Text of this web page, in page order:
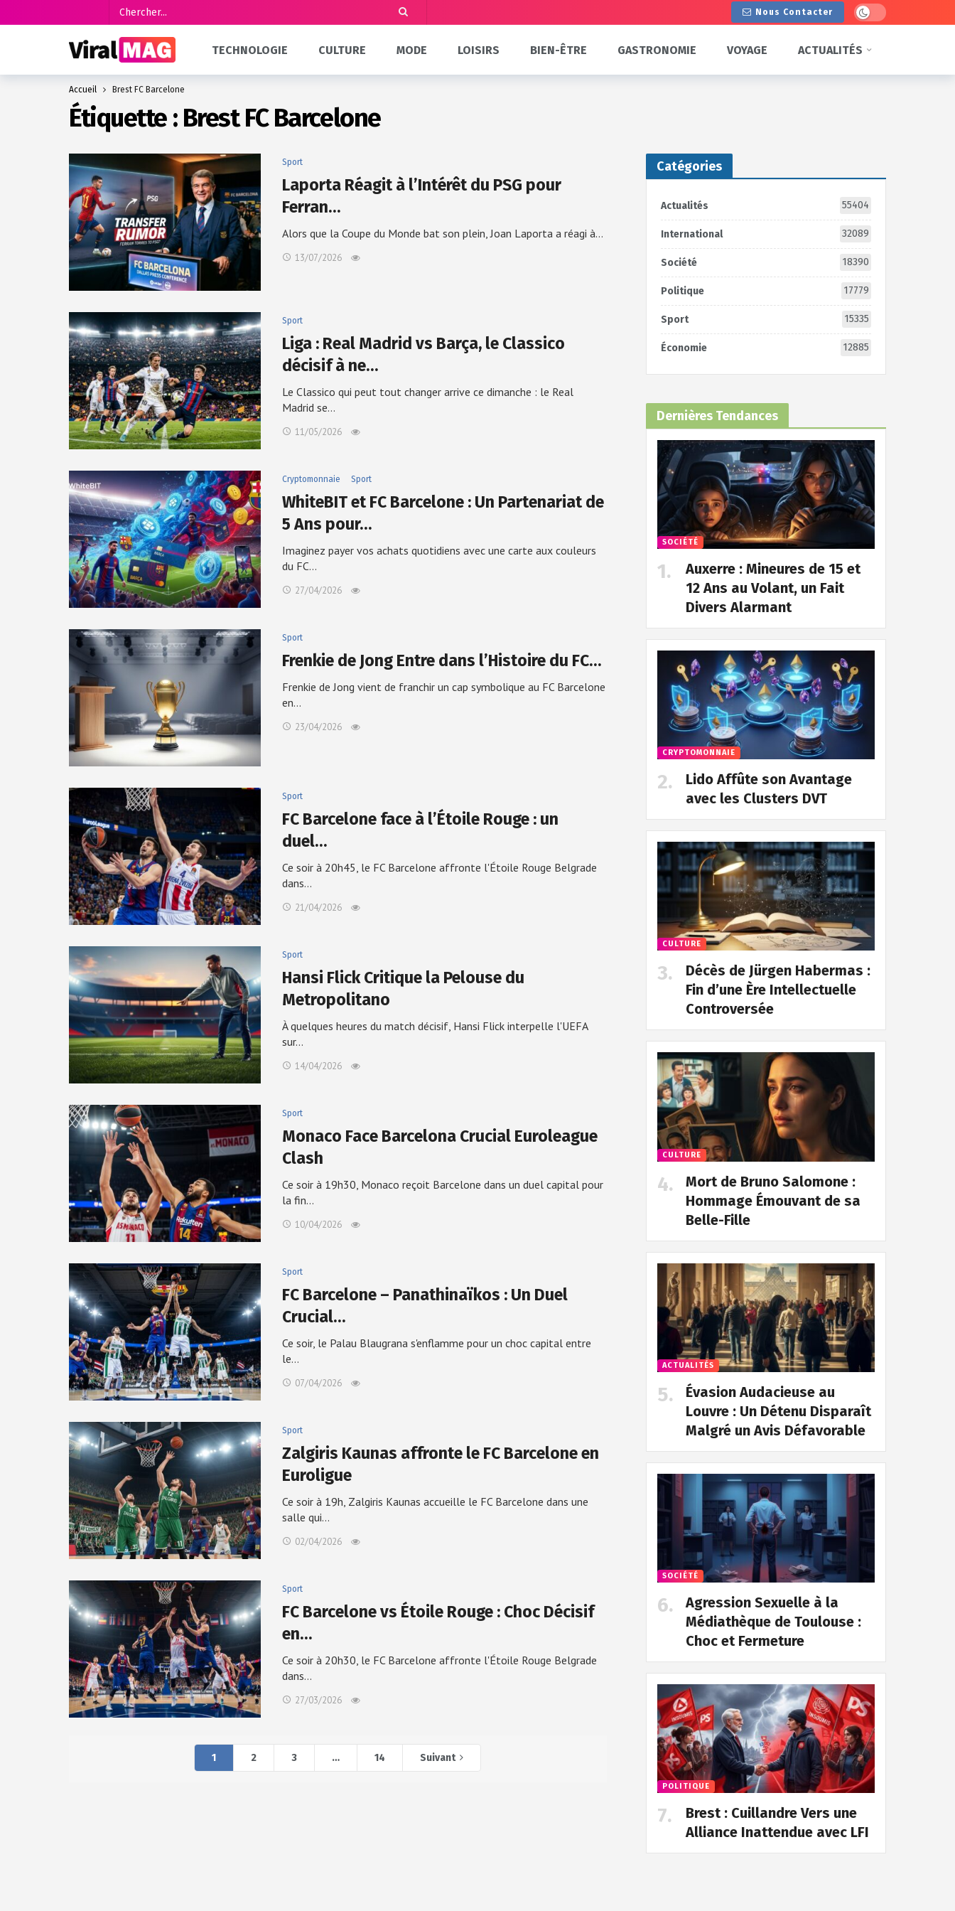
Nous Contacter Dark mode
TECHNOLOGIE CULTURE MODE LOISIRS BIEN-ÊTRE GASTRONOMIE VOYAGE ACTUALITÉS
Accueil Brest FC Barcelone
Étiquette : Brest FC Barcelone
Sport
Laporta Réagit à l’Intérêt du PSG pour
Ferran…
Alors que la Coupe du Monde bat son plein, Joan Laporta a réagi à…
13/07/2026
Sport
Liga : Real Madrid vs Barça, le Classico
décisif à ne…
Le Classico qui peut tout changer arrive ce dimanche : le Real
Madrid se…
11/05/2026
Cryptomonnaie Sport
WhiteBIT et FC Barcelone : Un Partenariat de
5 Ans pour…
Imaginez payer vos achats quotidiens avec une carte aux couleurs
du FC…
27/04/2026
Sport
Frenkie de Jong Entre dans l’Histoire du FC…
Frenkie de Jong vient de franchir un cap symbolique au FC Barcelone
en…
23/04/2026
Sport
FC Barcelone face à l’Étoile Rouge : un
duel…
Ce soir à 20h45, le FC Barcelone affronte l'Étoile Rouge Belgrade
dans…
21/04/2026
Sport
Hansi Flick Critique la Pelouse du
Metropolitano
À quelques heures du match décisif, Hansi Flick interpelle l'UEFA
sur…
14/04/2026
Sport
Monaco Face Barcelona Crucial Euroleague
Clash
Ce soir à 19h30, Monaco reçoit Barcelone dans un duel capital pour
la fin…
10/04/2026
Sport
FC Barcelone – Panathinaïkos : Un Duel
Crucial…
Ce soir, le Palau Blaugrana s'enflamme pour un choc capital entre
le…
07/04/2026
Sport
Zalgiris Kaunas affronte le FC Barcelone en
Euroligue
Ce soir à 19h, Zalgiris Kaunas accueille le FC Barcelone dans une
salle qui…
02/04/2026
Sport
FC Barcelone vs Étoile Rouge : Choc Décisif
en…
Ce soir à 20h30, le FC Barcelone affronte l'Étoile Rouge Belgrade
dans…
27/03/2026
1 2 3 … 14 Suivant
Catégories
Actualités 55404
International 32089
Société 18390
Politique 17779
Sport 15335
Économie 12885
Dernières Tendances
SOCIÉTÉ
Auxerre : Mineures de 15 et
12 Ans au Volant, un Fait
Divers Alarmant
CRYPTOMONNAIE
Lido Affûte son Avantage
avec les Clusters DVT
CULTURE
Décès de Jürgen Habermas :
Fin d’une Ère Intellectuelle
Controversée
CULTURE
Mort de Bruno Salomone :
Hommage Émouvant de sa
Belle-Fille
ACTUALITÉS
Évasion Audacieuse au
Louvre : Un Détenu Disparaît
Malgré un Avis Défavorable
SOCIÉTÉ
Agression Sexuelle à la
Médiathèque de Toulouse :
Choc et Fermeture
POLITIQUE
Brest : Cuillandre Vers une
Alliance Inattendue avec LFI